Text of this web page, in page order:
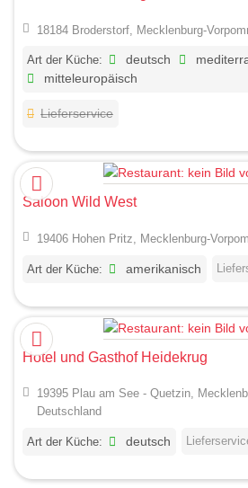
18184 Broderstorf, Mecklenburg-
Art der Küche: deutsch
mitteleuropäisch
Lieferservice
Saloon Wild West
19406 Hohen Pritz, Mecklenburg-
Art der Küche: amerikanisch
Hotel und Gasthof Heidekrug
19395 Plau am See - Quetzin,
Deutschland
Art der Küche: deutsch